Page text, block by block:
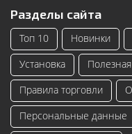
Разделы сайта
Топ 10 Новинки
Установка
Правила торговли
Персональные данные